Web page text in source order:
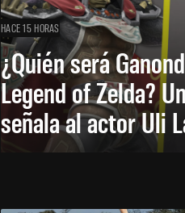
HACE 15 HORAS
¿Quién será
Legend of Zelda?
señala al actor Uli